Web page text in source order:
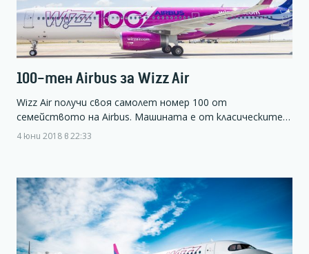
100-тен Airbus за Wizz Air
Wizz Air получи своя самолет номер 100 от
семейството на Airbus. Машината е от класическите…
4 юни 2018 в 22:33